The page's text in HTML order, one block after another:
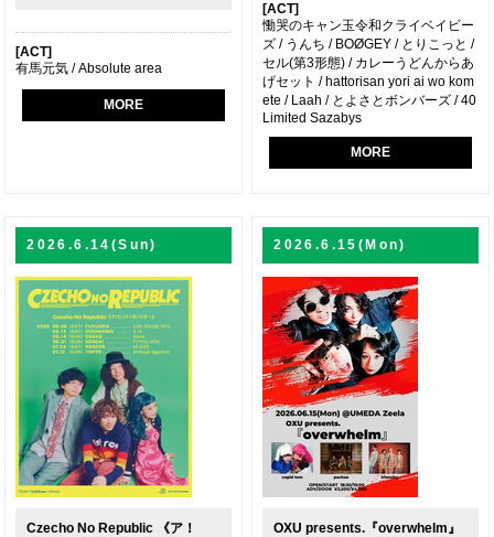
[ACT]
有馬元気 / Absolute area
MORE
[ACT]
慟哭のキャン玉令和クライベイビー
ズ / うんち / BOØGEY / とりこっと /
セル(第3形態) / カレーうどんからあ
げセット / hattorisan yori ai wo kom
ete / Laah / とよさとボンバーズ / 40
Limited Sazabys
MORE
2026.6.14(Sun)
Czecho No Republic 《ア！
2026.6.15(Mon)
OXU presents.『overwhelm』